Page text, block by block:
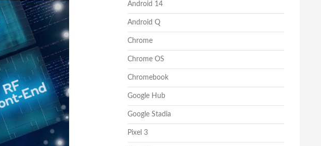
Android 14
Android Q
Chrome
Chrome OS
Chromebook
Google Hub
Google Stadia
Pixel 3